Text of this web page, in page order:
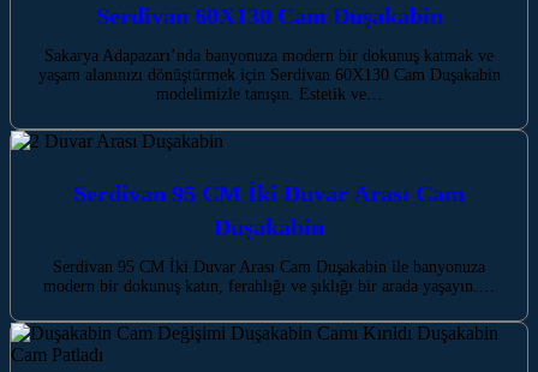
Serdivan 60X130 Cam Duşakabin
Sakarya Adapazarı’nda banyonuza modern bir dokunuş katmak ve
yaşam alanınızı dönüştürmek için Serdivan 60X130 Cam Duşakabin
modelimizle tanışın. Estetik ve…
Serdivan 95 CM İki Duvar Arası Cam
Duşakabin
Serdivan 95 CM İki Duvar Arası Cam Duşakabin ile banyonuza
modern bir dokunuş katın, ferahlığı ve şıklığı bir arada yaşayın.…